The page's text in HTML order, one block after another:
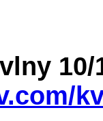
10/